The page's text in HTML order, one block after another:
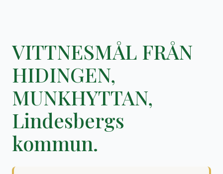
VITTNESMÅL FRÅN
HIDINGEN,
MUNKHYTTAN,
Lindesbergs
kommun.